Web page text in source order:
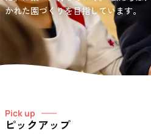
営する社会福祉法人サン・ビジョン
ニーズに幅広く対応していきます。
かれた園づくりを目指しています。
03-
担当：宮澤
Pick up
ピックアップ